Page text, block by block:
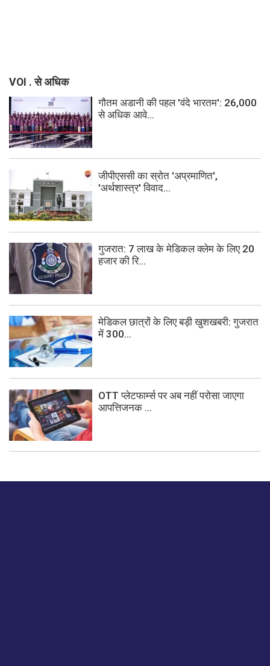
VOI . से अधिक
गौतम अडानी की पहल 'वंदे भारतम': 26,000
से अधिक आवे...
जीपीएससी का स्रोत 'अप्रमाणित',
'अर्थशास्त्र' विवाद...
गुजरात: 7 लाख के मेडिकल क्लेम के लिए 20
हजार की रि...
मेडिकल छात्रों के लिए बड़ी खुशखबरी: गुजरात
में 300...
OTT प्लेटफार्म्स पर अब नहीं परोसा जाएगा
आपत्तिजनक ...